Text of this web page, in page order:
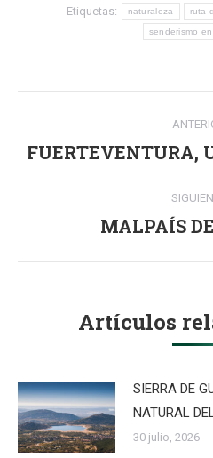
Etiquetas: naturaleza ruta
senderismo
Navegación
entre
FUERTEVENTURA,
MALPAÍS
Artículos
SIERRA DE
NATURAL
30 julio, 2026